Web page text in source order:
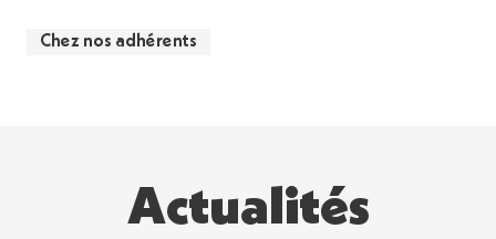
Chez nos adhérents
Actualités